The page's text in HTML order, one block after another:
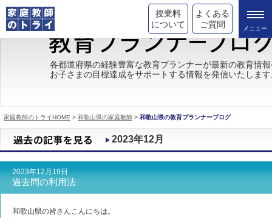
授業料
について
よくある
ご質問
トライの教育理念
成績が上がる理由
都道府県別情報
合格体験談
キャンペーン情報
各都道府県の経験豊富な教育プランナーが最新の教育情
お子さまの目標達成をサポートする情報を発信いたしま
家庭教師のトライHOME > 和歌山県の家庭教師 > 和歌山県の教育プランナーブログ
2023年12月
2023年12月19日
過去問の利用法
和歌山県の皆さんこんにちは。